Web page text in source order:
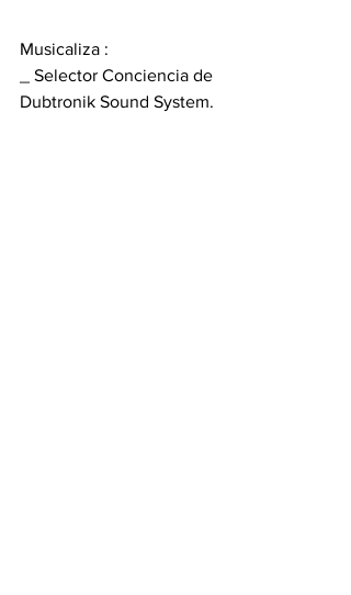
Musicaliza :
_ Selector Conciencia de
Dubtronik Sound System.